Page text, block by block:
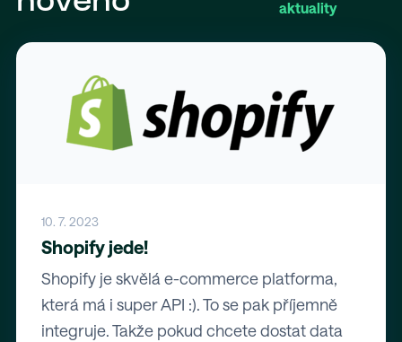
aktuality
10. 7. 2023
Shopify jede!
Shopify je skvělá e-commerce platforma,
která má i super API :). To se pak příjemně
integruje. Takže pokud chcete dostat data